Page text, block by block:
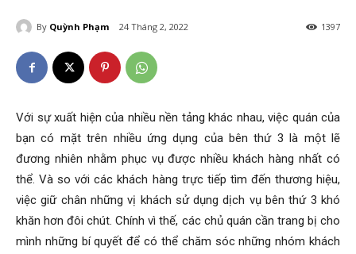
By Quỳnh Phạm 24 Tháng 2, 2022 1397
Với sự xuất hiện của nhiều nền tảng khác nhau, việc quán của
bạn có mặt trên nhiều ứng dụng của bên thứ 3 là một lẽ
đương nhiên nhằm phục vụ được nhiều khách hàng nhất có
thể. Và so với các khách hàng trực tiếp tìm đến thương hiệu,
việc giữ chân những vị khách sử dụng dịch vụ bên thứ 3 khó
khăn hơn đôi chút. Chính vì thế, các chủ quán cần trang bị cho
mình những bí quyết để có thể chăm sóc những nhóm khách